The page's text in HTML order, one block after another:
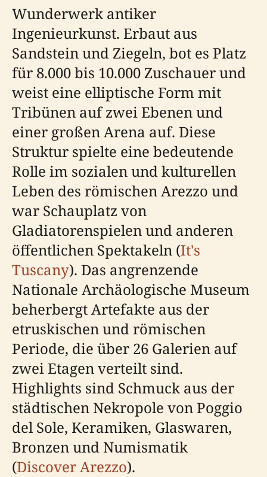
Wunderwerk antiker
Ingenieurkunst. Erbaut aus
Sandstein und Ziegeln, bot es Platz
für 8.000 bis 10.000 Zuschauer und
weist eine elliptische Form mit
Tribünen auf zwei Ebenen und
einer großen Arena auf. Diese
Struktur spielte eine bedeutende
Rolle im sozialen und kulturellen
Leben des römischen Arezzo und
war Schauplatz von
Gladiatorenspielen und anderen
öffentlichen Spektakeln (It's
Tuscany). Das angrenzende
Nationale Archäologische Museum
beherbergt Artefakte aus der
etruskischen und römischen
Periode, die über 26 Galerien auf
zwei Etagen verteilt sind.
Highlights sind Schmuck aus der
städtischen Nekropole von Poggio
del Sole, Keramiken, Glaswaren,
Bronzen und Numismatik
(Discover Arezzo).